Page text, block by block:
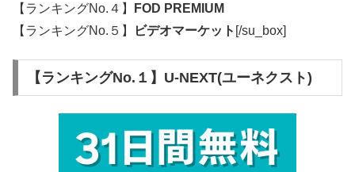
【ランキングNo.４】
FOD PREMIUM
【ランキングNo.５】
ビデオマーケット [/su_box]
【ランキングNo.１】U-NEXT(ユーネクスト)